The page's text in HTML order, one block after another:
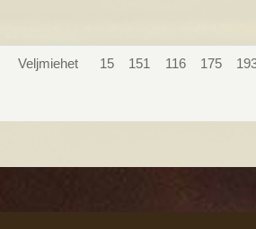
Veljmiehet 15 151 116 175